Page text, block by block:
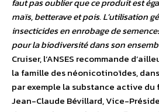
maïs, betterave et pois. L’utilisation
insecticides en enrobage de
pour la biodiversité dans son
Cruiser, l’ANSES recommande
la famille des néonicotinoïdes,
par exemple la substance active du
Jean-Claude Bévillard, Vice-